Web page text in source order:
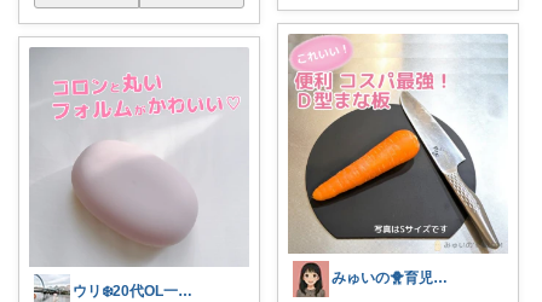
ウリ‪❄️20代OL一人暮らしセレクト
みゅいの🐥育児×時短×コスパ☀️朝コレ